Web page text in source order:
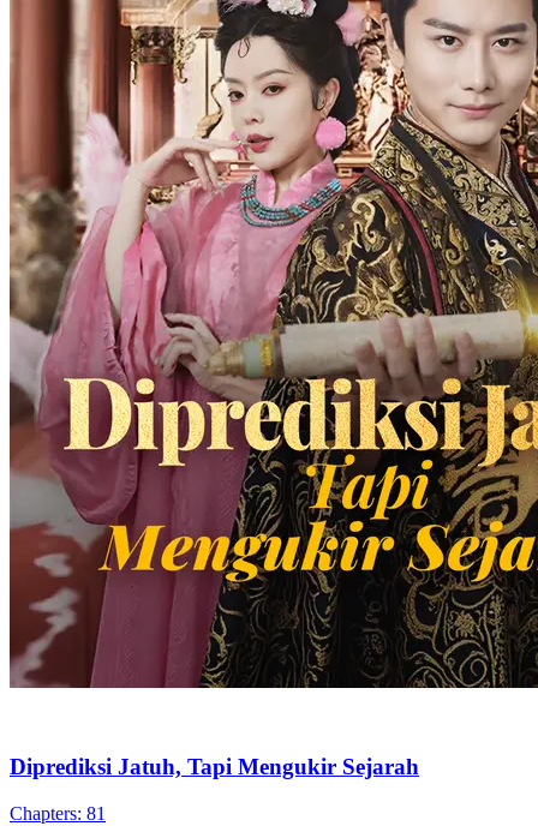
Fandi Susono dan ibunya, Sekar Harsya, mengalami tragedi ketika
ibunya secara tidak sengaja diinjak hingga tewas oleh Panglima
Perang, Lintang Yaksa, waktu berjalan-jalan. Keluarga Panglima
Perang yang arogan menolak memberi ganti rugi. Tak lama
kemudian, Lintang disergap dan terluka parah, lalu masuk ke rumah
Fandi, di mana Fandi memukulnya hingga pingsan. Melihat ada
peluang, Fandi akhirnya menyamar sebagai Lintang dan menyusup
ke markas Panglima Perang Zun. Dari situ, Fandi mulai
merencanakan pembalasan dendamnya, menghina mantan pacarnya,
dan membalas dendam terhadap musuh lamanya, memulai jalan
menuju kesuksesan melalui kebohongan dan tipu daya.
Kelahiran kembali Pemeran Utama Pria Kehidupan perkotaan
Serangan balik
Aku Sungguh Bukan Raja Naga
Chapters: 95
Christo Cipto, Raja Perang dari Solaris, berjuang di medan perang
selama 10 tahun dan memperluas wilayahnya setelah mengalahkan
Empat Jenderal dari negara utara sampai selatan. Dia menghentikan
perang Kerajaan Solaris yang sudah berlangsung selama ratusan
tahun dan membawa kemakmuran yang belum pernah ada
sebelumnya. Setelah perang berakhir, Chris memutuskan untuk
pensiun dari posisinya dan kembali ke kota demi menyelesaikan
rencananya untuk menjadi seorang menantu.
Kembali
Panglima Perang Menantu Pria Fantasi perkotaan Serangan
balik Identitas Tersembunyi